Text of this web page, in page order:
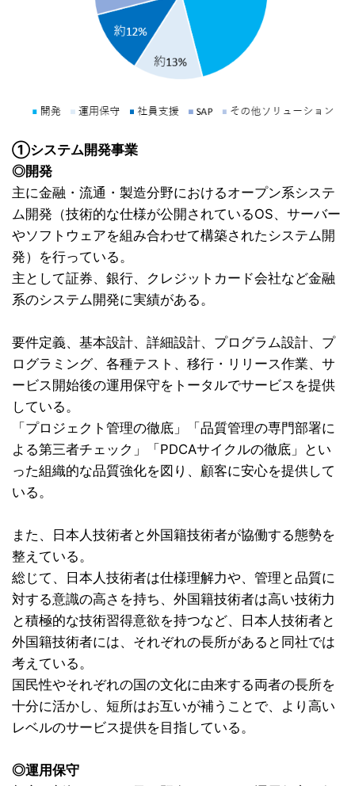
①システム開発事業
◎開発
主に金融・流通・製造分野におけるオープン系システ
ム開発（技術的な仕様が公開されているOS、サーバー
やソフトウェアを組み合わせて構築されたシステム開
発）を行っている。
主として証券、銀行、クレジットカード会社など金融
系のシステム開発に実績がある。
要件定義、基本設計、詳細設計、プログラム設計、プ
ログラミング、各種テスト、移行・リリース作業、サ
ービス開始後の運用保守をトータルでサービスを提供
している。
「プロジェクト管理の徹底」「品質管理の専門部署に
よる第三者チェック」「PDCAサイクルの徹底」とい
った組織的な品質強化を図り、顧客に安心を提供して
いる。
また、日本人技術者と外国籍技術者が協働する態勢を
整えている。
総じて、日本人技術者は仕様理解力や、管理と品質に
対する意識の高さを持ち、外国籍技術者は高い技術力
と積極的な技術習得意欲を持つなど、日本人技術者と
外国籍技術者には、それぞれの長所があると同社では
考えている。
国民性やそれぞれの国の文化に由来する両者の長所を
十分に活かし、短所はお互いが補うことで、より高い
レベルのサービス提供を目指している。
◎運用保守